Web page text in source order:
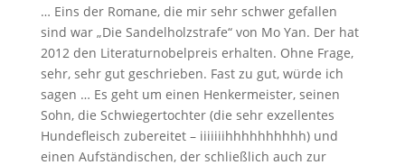
… Eins der Romane, die mir sehr schwer gefallen
sind war „Die Sandelholzstrafe“ von Mo Yan. Der hat
2012 den Literaturnobelpreis erhalten. Ohne Frage,
sehr, sehr gut geschrieben. Fast zu gut, würde ich
sagen … Es geht um einen Henkermeister, seinen
Sohn, die Schwiegertochter (die sehr exzellentes
Hundefleisch zubereitet – iiiiiiihhhhhhhhhh) und
einen Aufständischen, der schließlich auch zur